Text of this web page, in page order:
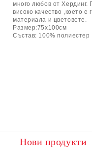
много любов от Хердинг.
високо качество ,което
материала и цветовете.
Размер:75х100см
Състав: 100% полиестер
Нови продукти